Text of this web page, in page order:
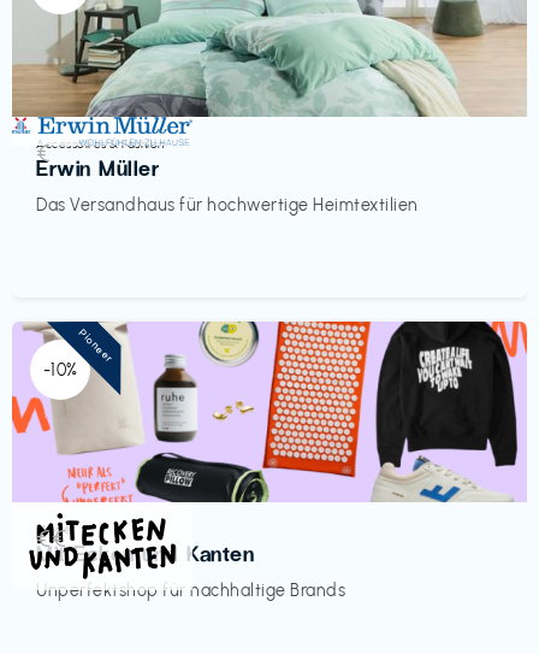
Accessoires & Fashion
Erwin Müller
Das Versandhaus für hochwertige Heimtextilien
€‎
-10%
Mode
Mit Ecken und Kanten
Unperfektshop für nachhaltige Brands
€€‎
Pioneer